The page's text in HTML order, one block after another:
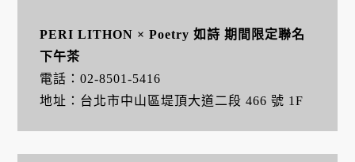
PERI LITHON × Poetry 如詩 期間限定聯名
下午茶
電話：02-8501-5416
地址：台北市中山區堤頂大道二段 466 號 1F